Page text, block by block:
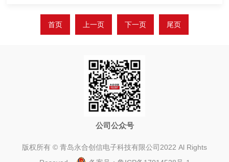
首页 上一页 下一页 尾页
公司公众号
版权所有 © 青岛永合创信电子科技有限公司2022 Al Rights